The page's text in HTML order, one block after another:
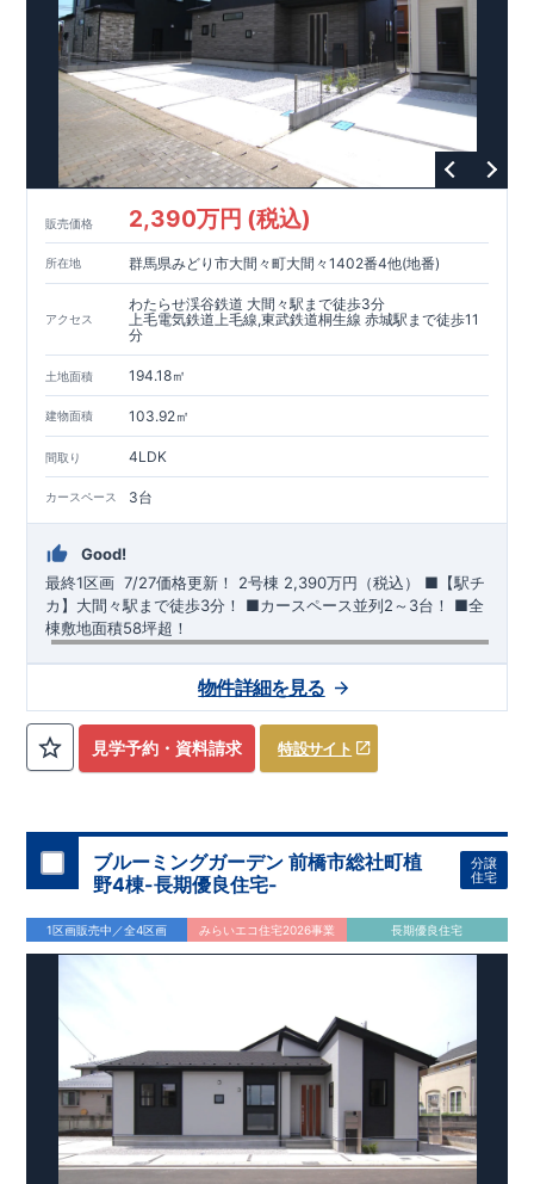
販売価格 2,390万円 (税込)
所在地 群馬県みどり市大間々町大間々1402番4他(地番)
アクセス
わたらせ渓谷鉄道 大間々駅まで徒歩3分
上毛電気鉄道上毛線,東武鉄道桐生線 赤城駅まで徒歩11
分
土地面積 194.18㎡
建物面積 103.92㎡
間取り 4LDK
カースペース 3台
Good!
最終1区画 7/27価格更新！
2号棟 2,390万円（税込）
​■【駅チ
カ】大間々駅まで徒歩3分！ ​■カースペース並列2～3台！ ​■全
棟敷地面積58坪超！
わたらせ渓谷鉄道 『大間々』駅……徒歩3分（約230
​上毛電鉄、東武桐生線 ​『赤城』駅……徒歩11分（約870
ｍ）
【学校】 小学校……徒歩10分（約790ｍ）
【妥協のない家づくり】 ​↓ クリックすると詳細ページが表示
されます 長期優良住宅 ​住宅性能評価
地震に強い家づくり
（地盤編） ​地震に強い家づくり（建物編）
地震に強い家づく
り（制震編）
【ブルーミングガーデンが選ばれる理由】 ​↓ クリックすると
詳細ページが表示されます ​暮らしを豊かにする空間アイデア
お問い合わせ​
高崎営業所（定休日：火曜日・水
曜日）
営業時間／9：30～18：30​
GOOD DESIGN AWARD2024 ​東栄住宅​
は、この度2024年度
グッドデザイン賞を3プロジェクト同時受賞いたしました。
木造住宅用制震ダンパー / 東栄セーフティダンパー 地盤改
良工法 / R-Evolve パイル
宅地開発手法 / 簡単に地図から
消せる道
スマートフォンで見やすい特設サイトはこちら
見学予約・資料請求 特設サイト
物件詳細を見る
ブルーミングガーデン 前橋市総社町植
野4棟-長期優良住宅-
分譲
住宅
1区画販売中／全4区画 みらいエコ住宅2026事業 長期優良住宅